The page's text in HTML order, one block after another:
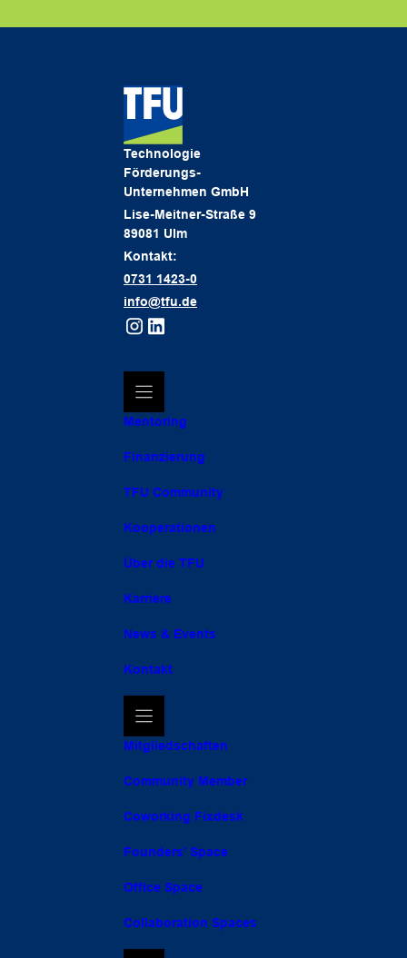
Technologie
Förderungs-
Unternehmen GmbH
Lise-Meitner-Straße 9
89081 Ulm
Kontakt:
0731 1423-0
info@tfu.de
Mentoring
Finanzierung
TFU Community
Kooperationen
Über die TFU
Karriere
News & Events
Kontakt
Mitgliedschaften
Community Member
Coworking Fixdesk
Founders’ Space
Office Space
Collaboration Spaces